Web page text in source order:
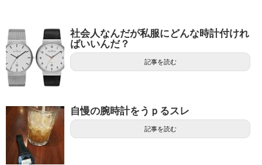
社会人なんだが私服にどんな時計付けれ
ばいいんだ？
記事を読む
自慢の腕時計をうｐるスレ
記事を読む